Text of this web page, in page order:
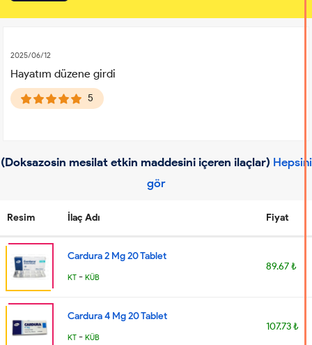
2025/06/12
Hayatım düzene girdi
5
(Doksazosin mesilat etkin maddesini içeren ilaçlar) Hepsini
gör
Resim İlaç Adı Fiyat
Cardura 2 Mg 20 Tablet
KT - KÜB
89.67 ₺
Cardura 4 Mg 20 Tablet
KT - KÜB
107.73 ₺